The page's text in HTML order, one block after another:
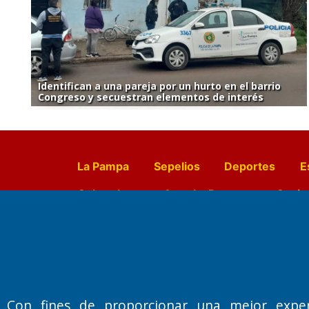
Identifican a una pareja por un hurto en el barrio
Congreso y secuestran elementos de interés
La Pampa Sepelios Deportes
Culturales
Agro La Pampa
Fundado por el Doctor Antonio